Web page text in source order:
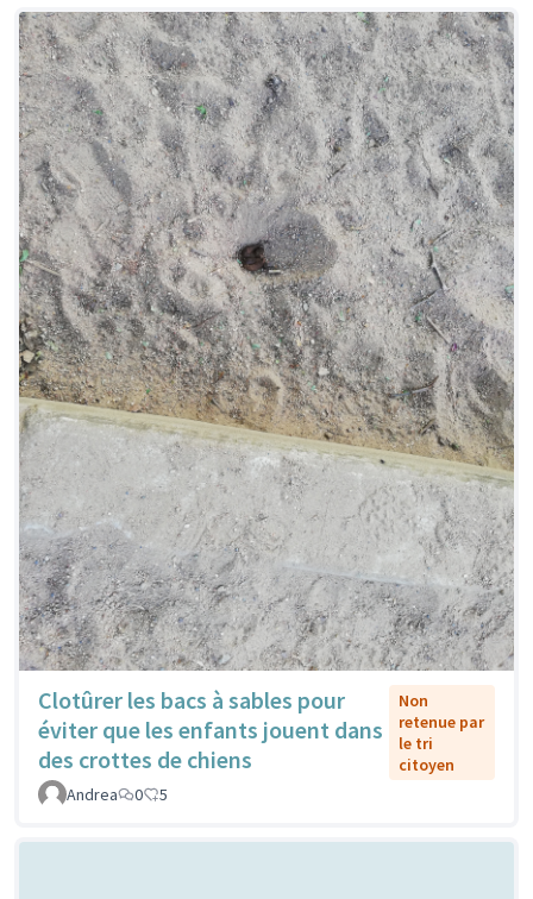
Clotûrer les bacs à sables pour
éviter que les enfants jouent dans
des crottes de chiens
Non
retenue par
le tri
citoyen
Andrea
0 5